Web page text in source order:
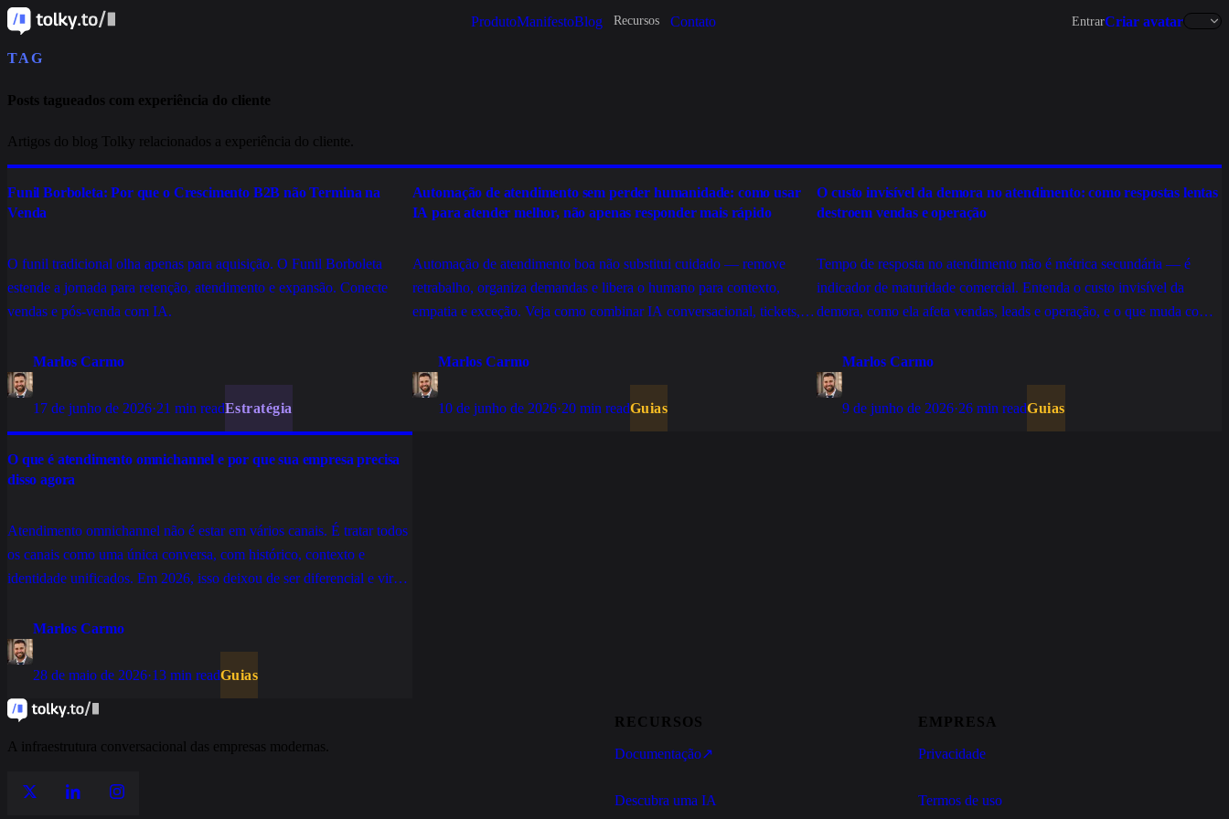
ProdutoManifestoBlog Recursos Contato EntrarCriar avatar
TAG
Posts tagueados com experiência do cliente
Artigos do blog Tolky relacionados a experiência do cliente.
Funil Borboleta: Por que o Crescimento B2B não Termina na
Venda
O funil tradicional olha apenas para aquisição. O Funil Borboleta
estende a jornada para retenção, atendimento e expansão. Conecte
vendas e pós-venda com IA.
Marlos Carmo
17 de junho de 2026·21 min readEstratégia
Automação de atendimento sem perder humanidade: como usar
IA para atender melhor, não apenas responder mais rápido
Automação de atendimento boa não substitui cuidado — remove
retrabalho, organiza demandas e libera o humano para contexto,
empatia e exceção. Veja como combinar IA conversacional, tickets,
algo frio.
Marlos Carmo
10 de junho de 2026·20 min readGuias
O custo invisível da demora no atendimento: como respostas lentas
destroem vendas e operação
Tempo de resposta no atendimento não é métrica secundária — é
indicador de maturidade comercial. Entenda o custo invisível da
demora, como ela afeta vendas, leads e operação, e o que muda com
Marlos Carmo
9 de junho de 2026·26 min readGuias
O que é atendimento omnichannel e por que sua empresa precisa
disso agora
Atendimento omnichannel não é estar em vários canais. É tratar todos
os canais como uma única conversa, com histórico, contexto e
identidade unificados. Em 2026, isso deixou de ser diferencial e virou
perder qualidade.
Marlos Carmo
28 de maio de 2026·13 min readGuias
A infraestrutura conversacional das empresas modernas.
RECURSOS
Documentação↗
Descubra uma IA
EMPRESA
Privacidade
Termos de uso